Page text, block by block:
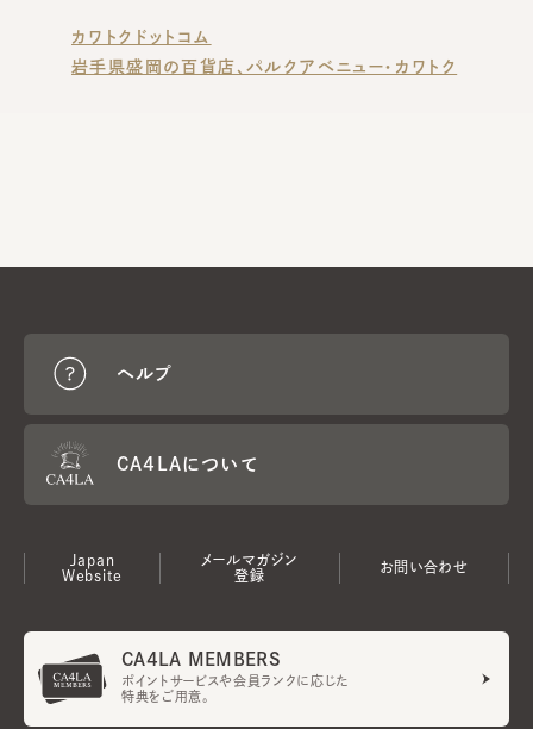
カワトクドットコム
岩手県盛岡の百貨店、パルクアベニュー・カワトク
ヘルプ
CA4LAについて
Japan
Website
メールマガジン
登録
お問い合わせ
CA4LA MEMBERS
ポイントサービスや会員ランクに応じた
特典をご用意。